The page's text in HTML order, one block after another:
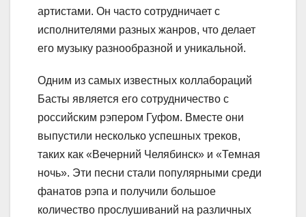
артистами. Он часто сотрудничает с
исполнителями разных жанров, что делает
его музыку разнообразной и уникальной.
Одним из самых известных коллабораций
Басты является его сотрудничество с
российским рэпером Гуфом. Вместе они
выпустили несколько успешных треков,
таких как «Вечерний Челябинск» и «Темная
ночь». Эти песни стали популярными среди
фанатов рэпа и получили большое
количество прослушиваний на различных